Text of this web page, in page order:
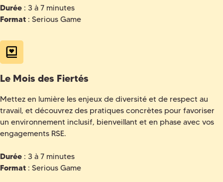
Durée : 3 à 7 minutes
Format : Serious Game
Le Mois des Fiertés
Mettez en lumière les enjeux de diversité et de respect au
travail, et découvrez des pratiques concrètes pour favoriser
un environnement inclusif, bienveillant et en phase avec vos
engagements RSE.
Durée : 3 à 7 minutes
Format : Serious Game